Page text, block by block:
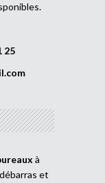
25
à
et